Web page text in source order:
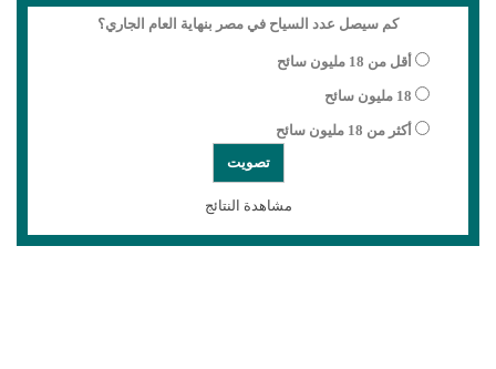
كم سيصل عدد السياح في مصر بنهاية العام الجاري؟
أقل من 18 مليون سائح
18 مليون سائح
أكثر من 18 مليون سائح
مشاهدة النتائج